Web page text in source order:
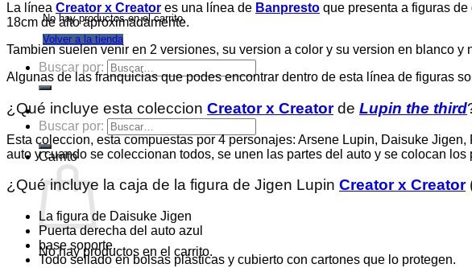
No hay productos en el carrito.
Volver a la tienda
Buscar por:
Buscar por:
Carrito
No hay productos en el carrito.
La línea Creator x Creator es una línea de Banpresto que presenta a figuras
18cm de alto aproximadamente.
Tambien suelen venir en 2 versiones, su version a color y su version en blanco y
Algunas de las franquicias que podes encontrar dentro de esta línea de figuras
¿Qué incluye esta coleccion Creator x Creatorde Lupin the third
Esta coleccion, esta compuestas por 4 personajes: Arsene Lupin, Daisuke
auto y cuando se coleccionan todos, se unen las partes del auto y se colocan
¿Qué incluye la caja de la figura de Jigen Lupin Creator x Creator
La figura de Daisuke Jigen
Puerta derecha del auto azul
base soporte.
Todo sellado en bolsas plásticas y cubierto con cartones que lo protegen.